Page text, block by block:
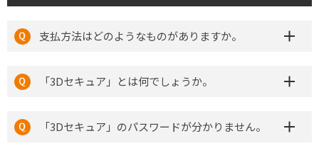
支払方法はどのようなものがありますか。
「3Dセキュア」とは何でしょうか。
「3Dセキュア」のパスワードが分かりません。